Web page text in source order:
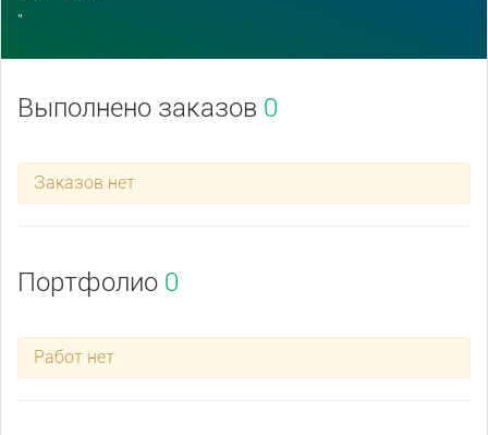
''
Выполнено заказов 0
Заказов нет
Портфолио 0
Работ нет